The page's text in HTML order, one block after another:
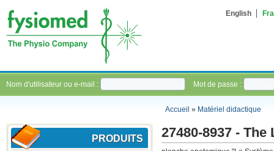
English
Nom d'utilisateur ou e-mail : Mot de passe :
Accueil » Matériel didactique
PRODUITS 27480-8937 -